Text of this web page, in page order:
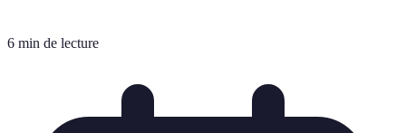
6 min de lecture